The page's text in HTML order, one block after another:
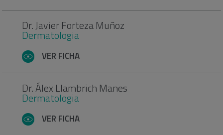
Dr. Javier Forteza Muñoz
Dermatologia
VER FICHA
Dr. Álex Llambrich Manes
Dermatologia
VER FICHA